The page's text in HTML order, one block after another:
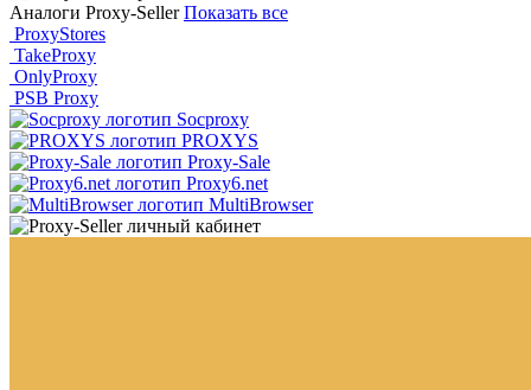
Аналоги Proxy-Seller Показать все
ProxyStores
TakeProxy
OnlyProxy
PSB Proxy
Socproxy
PROXYS
Proxy-Sale
Proxy6.net
MultiBrowser